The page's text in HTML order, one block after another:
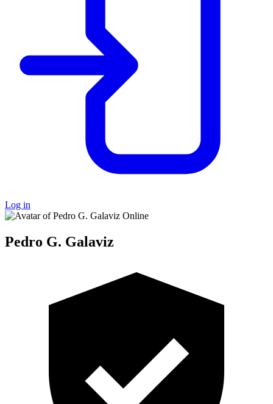
Log in
Online
Pedro G. Galaviz